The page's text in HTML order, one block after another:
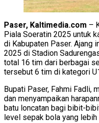
Paser, Kaltimedia.com –
Piala Soeratin 2025 untuk
di Kabupaten Paser. Ajang
2025 di Stadion
total 16 tim dari berbagai
tersebut 6 tim di kategori
Bupati Paser, Fahmi Fadli,
dan menyampaikan
batu loncatan bagi bibit-
level sepak bola yang lebih